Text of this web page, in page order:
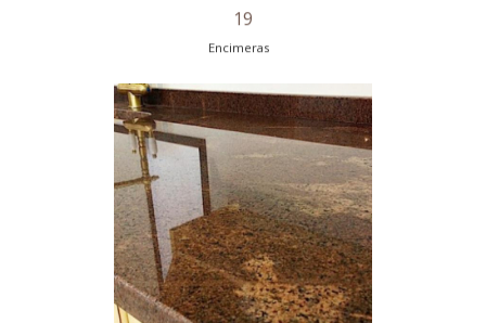
17
Encimeras